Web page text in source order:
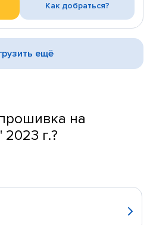
Как добраться?
ещё
на
2023 г.?